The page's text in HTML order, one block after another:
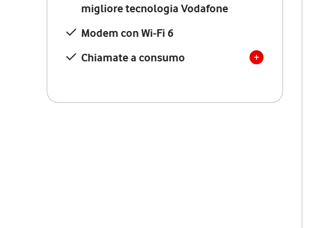
migliore tecnologia Vodafone
Modem con Wi-Fi 6
Chiamate a consumo